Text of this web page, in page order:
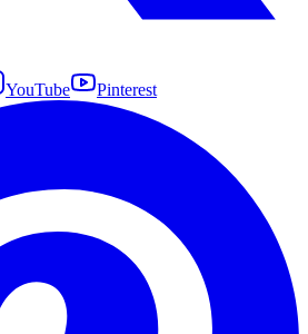
YouTube Pinterest